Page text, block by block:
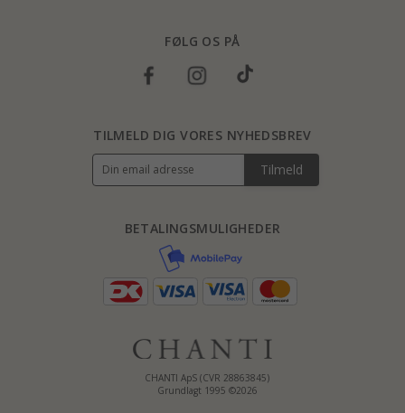
FØLG OS PÅ
CHANTI ApS (CVR 28863845)
Grundlagt 1995 ©2026
BETALINGSMULIGHEDER
TILMELD DIG VORES NYHEDSBREV
Tilmeld